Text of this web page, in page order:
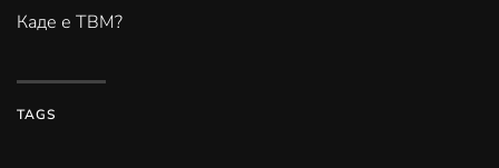
Каде е ТВМ?
TAGS